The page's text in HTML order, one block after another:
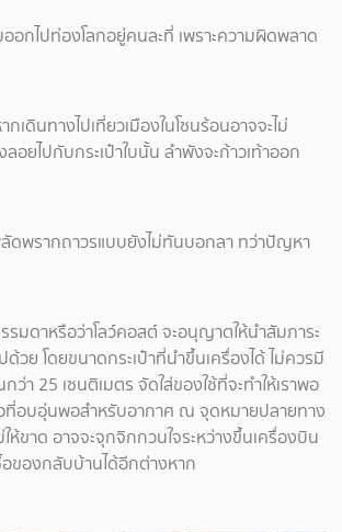
อกไปท่องโลกอยู่คนละที่ เพราะความผิดพลาด
ดินทางไปเที่ยวเมืองในโซนร้อนอาจจะไม่
ยไปกับกระเป๋าใบนั้น ลำพังจะก้าวเท้าออก
ลัดพรากถาวรแบบยังไม่ทันบอกลา ทว่าปัญหา
มดาหรือว่าโลว์คอสต์ จะอนุญาตให้นำสัมภาระ
วย โดยขนาดกระเป๋าที่นำขึ้นเครื่องได้ ไม่ควรมี
ว่า 25 เซนติเมตร จัดใส่ของใช้ที่จะทำให้เราพอ
อที่อบอุ่นพอสำหรับอากาศ ณ จุดหมายปลายทาง
ห้ขาด อาจจะจุกจิกกวนใจระหว่างขึ้นเครื่องบิน
อของกลับบ้านได้อีกต่างหาก